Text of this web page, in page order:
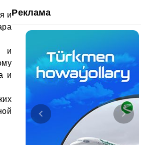
и
и
и
Реклама